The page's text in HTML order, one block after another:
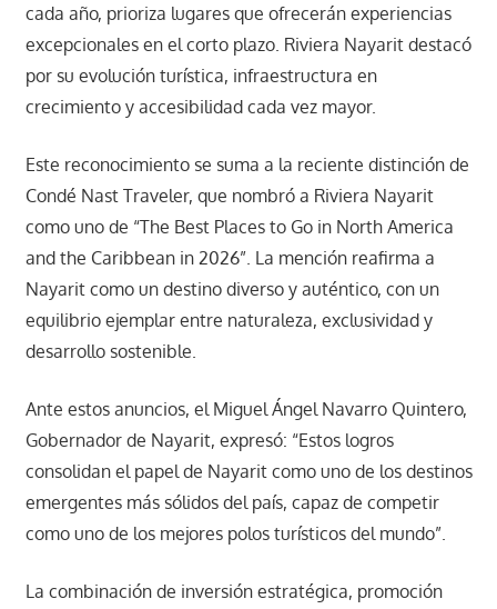
cada año, prioriza lugares que ofrecerán experiencias
excepcionales en el corto plazo. Riviera Nayarit destacó
por su evolución turística, infraestructura en
crecimiento y accesibilidad cada vez mayor.
Este reconocimiento se suma a la reciente distinción de
Condé Nast Traveler, que nombró a Riviera Nayarit
como uno de “The Best Places to Go in North America
and the Caribbean in 2026”. La mención reafirma a
Nayarit como un destino diverso y auténtico, con un
equilibrio ejemplar entre naturaleza, exclusividad y
desarrollo sostenible.
Ante estos anuncios, el Miguel Ángel Navarro Quintero,
Gobernador de Nayarit, expresó: “Estos logros
consolidan el papel de Nayarit como uno de los destinos
emergentes más sólidos del país, capaz de competir
como uno de los mejores polos turísticos del mundo”.
La combinación de inversión estratégica, promoción